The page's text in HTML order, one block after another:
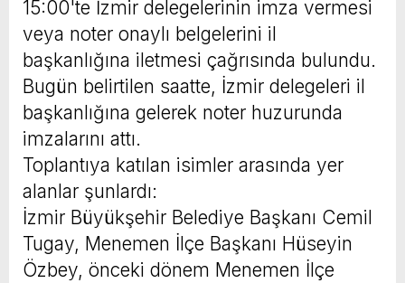
15:00'te İzmir delegelerinin imza vermesi
veya noter onaylı belgelerini il
başkanlığına iletmesi çağrısında bulundu.
Bugün belirtilen saatte, İzmir delegeleri il
başkanlığına gelerek noter huzurunda
imzalarını attı.
Toplantıya katılan isimler arasında yer
alanlar şunlardı:
İzmir Büyükşehir Belediye Başkanı Cemil
Tugay, Menemen İlçe Başkanı Hüseyin
Özbey, önceki dönem Menemen İlçe